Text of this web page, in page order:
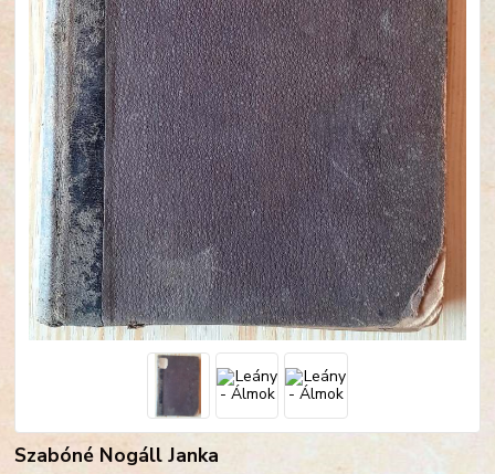
Szabóné Nogáll Janka